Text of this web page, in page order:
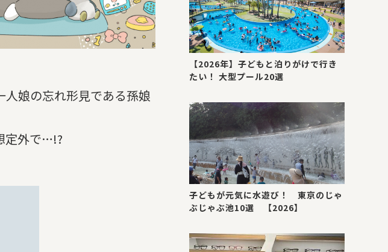
娘の忘れ形見である孫娘
定外で…!?
【2026年】子どもと泊りがけで行き
たい！ 大型プール20選
子どもが元気に水遊び！ 東京のじゃ
ぶじゃぶ池10選 【2026】